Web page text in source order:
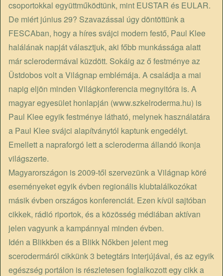
csoportokkal együttműködtünk, mint EUSTAR és EULAR.
De miért június 29? Szavazással úgy döntöttünk a
FESCAban, hogy a híres svájci modern festő, Paul Klee
halálának napját választjuk, aki főbb munkássága alatt
már sclerodermával küzdött. Sokáig az ő festménye az
Üstdobos volt a Világnap emblémája. A családja a mai
napig eljön minden Világkonferencia megnyitóra is. A
magyar egyesület honlapján (www.szkelroderma.hu) is
Paul Klee egyik festménye látható, melynek használatára
a Paul Klee svájci alapítványtól kaptunk engedélyt.
Emellett a napraforgó lett a scleroderma állandó ikonja
világszerte.
Magyarországon is 2009-től szervezünk a Világnap köré
eseményeket egyik évben regionális klubtalálkozókat
másik évben országos konferenciát. Ezen kívül sajtóban
cikkek, rádió riportok, és a közösség médiában aktívan
jelen vagyunk a kampánnyal minden évben.
Idén a Blikkben és a Blikk Nőkben jelent meg
scerodermáról cikkünk 3 betegtárs interjújával, és az egyik
egészség portálon is részletesen foglalkozott egy cikk a